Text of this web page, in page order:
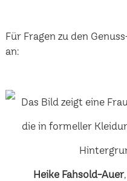
Für Fragen zu den
an:
Heike Fahsold-Auer